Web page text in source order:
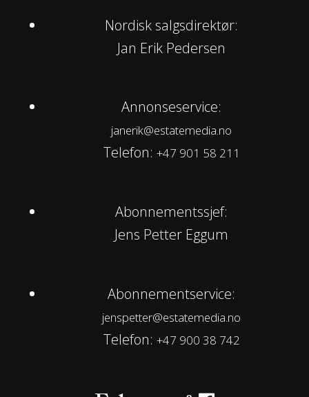
Nordisk salgsdirektør:
Jan Erik Pedersen
Annonseservice:
janerik@estatemedia.no
Telefon: +47 901 58 211
Abonnementssjef:
Jens Petter Eggum
Abonnementservice:
jenspetter@estatemedia.no
Telefon: +47 900 38 742